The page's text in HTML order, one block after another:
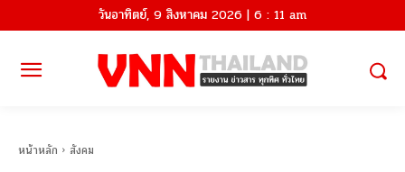
วันอาทิตย์, 9 สิงหาคม 2026 | 6 : 11 am
หน้าหลัก สังคม